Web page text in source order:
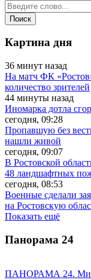
Картина дня
36 минут назад
На матч ФК
количество зрителей
44 минуты назад
Иномарка дотла
сегодня, 09:28
Пропавшую без
нашли живой
сегодня, 09:07
В Ростовской
48 ландшафтных
сегодня, 08:53
Военные сделали
на Ростовскую
Показать ещё
Панорама 24
ПАНОРАМА 24.